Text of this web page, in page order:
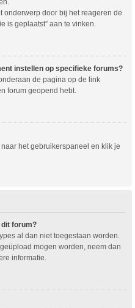
onderwerp door bij het reageren de
is geplaatst” aan te vinken.
instellen op specifieke forums?
de pagina op de link
forum geopend hebt.
het gebruikerspaneel en klik je
dit forum?
al dan niet toegestaan worden.
mogen worden, neem dan
informatie.